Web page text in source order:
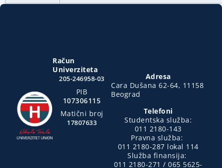
Račun
Univerziteta
205-246958-03
PIB
107306115
Matični broj
17807633
Adresa
Cara Dušana 62-64, 11158
Beograd
Telefoni
Studentska služba:
011 2180-143
Pravna služba:
011 2180-287 lokal 114
Služba finansija:
011 2180-271 / 065 5625-